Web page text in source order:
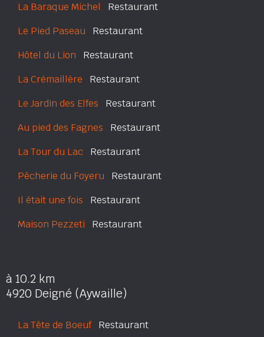
La Baraque Michel Restaurant
Le Pied Paseau Restaurant
Hôtel du Lion Restaurant
La Crémaillère Restaurant
Le Jardin des Elfes Restaurant
Au pied des Fagnes Restaurant
La Tour du Lac Restaurant
Pêcherie du Foyeru Restaurant
Il était une fois Restaurant
Maison Pezzeti Restaurant
à 10.2 km
4920 Deigné (Aywaille)
La Tête de BoeufRestaurant